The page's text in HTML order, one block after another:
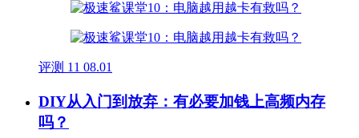
评测 11 08.01
DIY从入门到放弃：有必要加钱上高频内存
吗？